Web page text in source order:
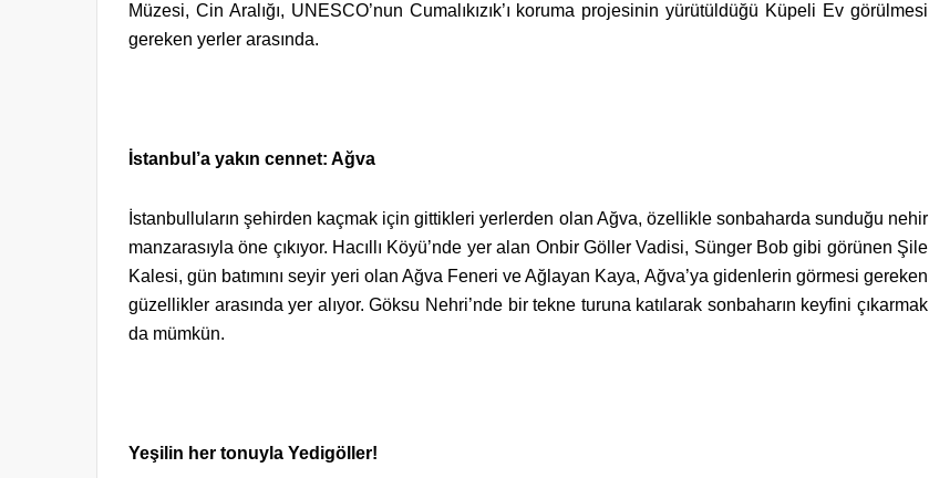
Müzesi, Cin Aralığı, UNESCO’nun Cumalıkızık’ı koruma projesinin yürütüldüğü Küpeli Ev görülmesi
gereken yerler arasında.
İstanbul’a yakın cennet: Ağva
İstanbulluların şehirden kaçmak için gittikleri yerlerden olan Ağva, özellikle sonbaharda sunduğu nehir
manzarasıyla öne çıkıyor. Hacıllı Köyü’nde yer alan Onbir Göller Vadisi, Sünger Bob gibi görünen Şile
Kalesi, gün batımını seyir yeri olan Ağva Feneri ve Ağlayan Kaya, Ağva’ya gidenlerin görmesi gereken
güzellikler arasında yer alıyor. Göksu Nehri’nde bir tekne turuna katılarak sonbaharın keyfini çıkarmak
da mümkün.
Yeşilin her tonuyla Yedigöller!